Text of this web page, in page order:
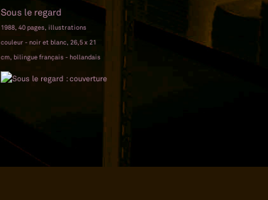
Sous le regard
1988, 40 pages, illustrations
couleur - noir et blanc, 26,5 x 21
cm, bilingue français - hollandais